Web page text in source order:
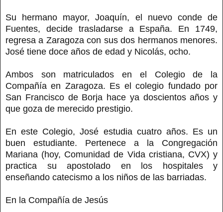
Su hermano mayor, Joaquín, el nuevo conde de
Fuentes, decide trasladarse a España. En 1749,
regresa a Zaragoza con sus dos hermanos menores.
José tiene doce años de edad y Nicolás, ocho.
Ambos son matriculados en el Colegio de la
Compañía en Zaragoza. Es el colegio fundado por
San Francisco de Borja hace ya doscientos años y
que goza de merecido prestigio.
En este Colegio, José estudia cuatro años. Es un
buen estudiante. Pertenece a la Congregación
Mariana (hoy, Comunidad de Vida cristiana, CVX) y
practica su apostolado en los hospitales y
enseñando catecismo a los niños de las barriadas.
En la Compañía de Jesús